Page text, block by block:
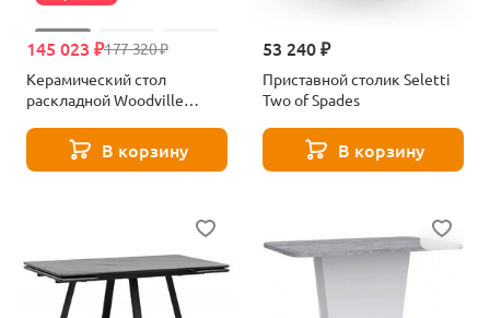
177 320 ₽
145 023 ₽
Керамический стол
раскладной Woodville
черный 588036В корзину
53 240 ₽
Приставной столик Seletti
Two of Spades
В корзину